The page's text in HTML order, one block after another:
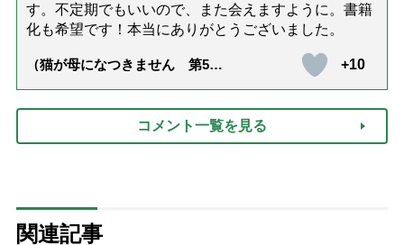
す。不定期でもいいので、また会えますように。書籍
化も希望です！本当にありがとうございました。
（猫が母になつきません 第500
+10
コメント一覧を見る
関連記事